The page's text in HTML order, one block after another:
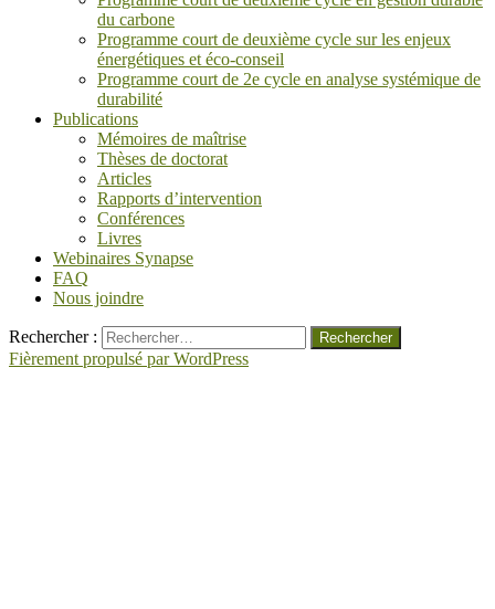
du carbone
Programme court de deuxième cycle sur les enjeux
énergétiques et éco-conseil
Programme court de 2e cycle en analyse systémique de
durabilité
Publications
Mémoires de maîtrise
Thèses de doctorat
Articles
Rapports d’intervention
Conférences
Livres
Webinaires Synapse
FAQ
Nous joindre
Rechercher :
Fièrement propulsé par WordPress